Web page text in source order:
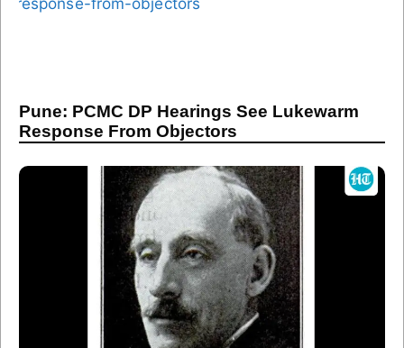
Pune: PCMC DP Hearings See Lukewarm
Response From Objectors